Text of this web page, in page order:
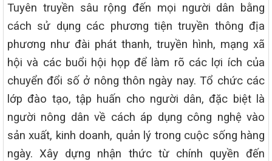
Tuyên truyền sâu rộng đến mọi người dân bằng
cách sử dụng các phương tiện truyền thông địa
phương như đài phát thanh, truyền hình, mạng xã
hội và các buổi hội họp để làm rõ các lợi ích của
chuyển đổi số ở nông thôn ngày nay. Tổ chức các
lớp đào tạo, tập huấn cho người dân, đặc biệt là
người nông dân về cách áp dụng công nghệ vào
sản xuất, kinh doanh, quản lý trong cuộc sống hàng
ngày. Xây dựng nhận thức từ chính quyền đến